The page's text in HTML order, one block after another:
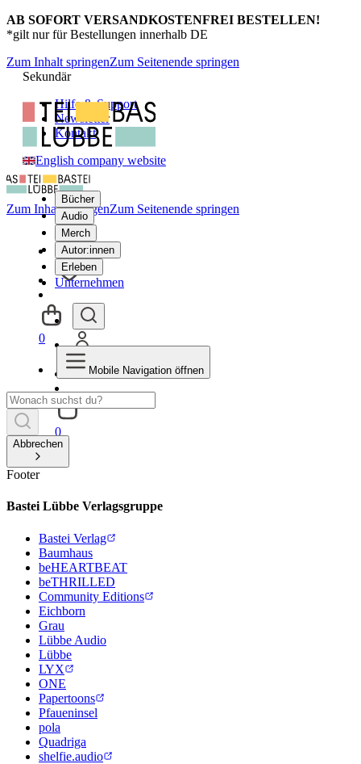
AB SOFORT VERSANDKOSTENFREI BESTELLEN!
*gilt nur für Bestellungen innerhalb DE
Zum Inhalt springenZum Seitenende springen
Sekundär
Hilfe & Support
Newsletter
Kontakt
English company website
Bücher
Audio
Merch
Autor:innen
Erleben
Unternehmen
0
Zum Inhalt springenZum Seitenende springen
0
Mobile Navigation öffnen
Abbrechen
Footer
Bastei Lübbe Verlagsgruppe
Bastei Verlag
Baumhaus
beHEARTBEAT
beTHRILLED
Community Editions
Eichborn
Grau
Lübbe Audio
Lübbe
LYX
ONE
Papertoons
Pfaueninsel
pola
Quadriga
shelfie.audio